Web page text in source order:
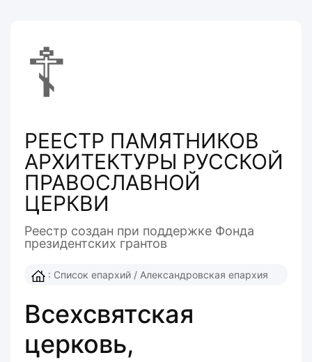
☦
РЕЕСТР ПАМЯТНИКОВ
АРХИТЕКТУРЫ РУССКОЙ
ПРАВОСЛАВНОЙ
ЦЕРКВИ
Реестр создан при поддержке Фонда
президентcких грантов
: Список епархий / Александровская епархия
Всехсвятская
церковь,